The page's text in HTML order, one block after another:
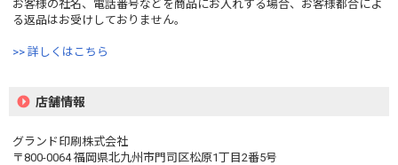
お客様の社名、電話番号などを商品にお入れする場合、お客様都合によ
る返品はお受けしておりません。
>> 詳しくはこちら
店舗情報
グランド印刷株式会社
〒800-0064 福岡県北九州市門司区松原1丁目2番5号